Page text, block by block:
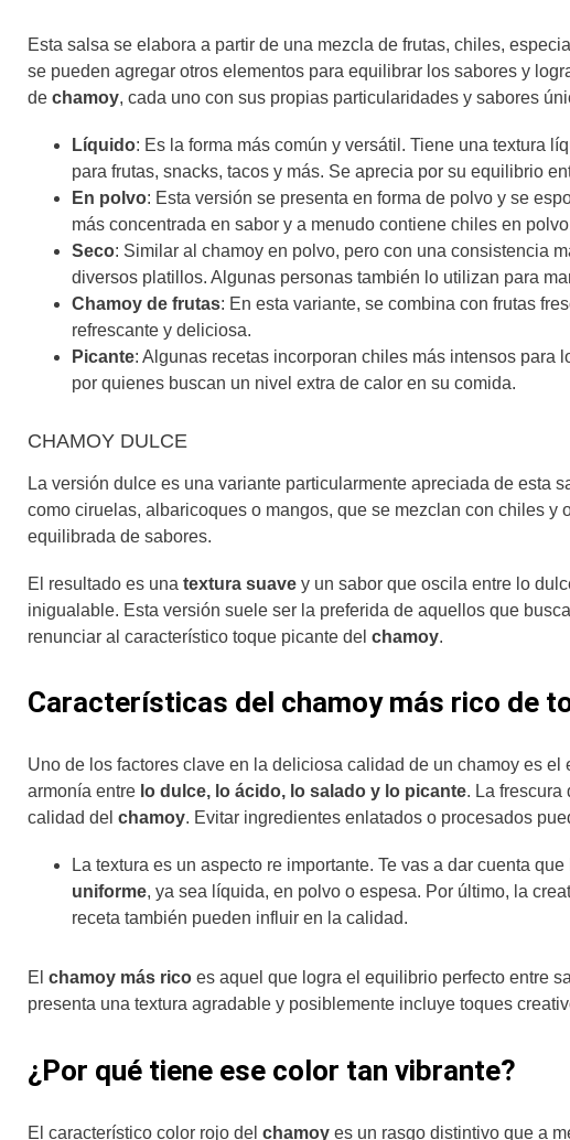
Esta salsa se elabora a partir de una mezcla de frutas, chiles,
se pueden agregar otros elementos para equilibrar los sabores y
de chamoy, cada uno con sus propias particularidades y sabores
Líquido: Es la forma más común y versátil. Tiene una textura
para frutas, snacks, tacos y más. Se aprecia por su equilibrio
En polvo: Esta versión se presenta en forma de polvo y se
más concentrada en sabor y a menudo contiene chiles en
Seco: Similar al chamoy en polvo, pero con una consistencia
diversos platillos. Algunas personas también lo utilizan para
Chamoy de frutas: En esta variante, se combina con frutas
refrescante y deliciosa.
Picante: Algunas recetas incorporan chiles más intensos para
por quienes buscan un nivel extra de calor en su comida.
CHAMOY DULCE
La versión dulce es una variante particularmente apreciada de esta
como ciruelas, albaricoques o mangos, que se mezclan con chiles
equilibrada de sabores.
El resultado es una textura suave y un sabor que oscila entre lo
inigualable. Esta versión suele ser la preferida de aquellos que
renunciar al característico toque picante del chamoy.
Características del chamoy más rico de
Uno de los factores clave en la deliciosa calidad de un chamoy es el
armonía entre lo dulce, lo ácido, lo salado y lo picante. La frescura
calidad del chamoy. Evitar ingredientes enlatados o procesados
La textura es un aspecto re importante. Te vas a dar cuenta
uniforme, ya sea líquida, en polvo o espesa. Por último, la
receta también pueden influir en la calidad.
El chamoy más rico es aquel que logra el equilibrio perfecto entre
presenta una textura agradable y posiblemente incluye toques
¿Por qué tiene ese color tan vibrante?
El característico color rojo del chamoy es un rasgo distintivo que a